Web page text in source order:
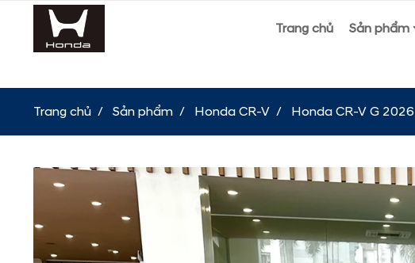
Trang chủ Sản phẩm
Trang chủ Sản phẩm Honda CR-V Honda CR-V G 2026